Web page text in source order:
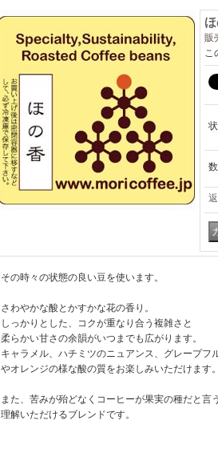
販
こ
その時々の状態の良い豆を使います。
さわやかな酸とかすかな花の香り。
しっかりとした、コクが重なり合う複雑さと
柔らかい甘さの余韻がいつまでも広がります。
キャラメル、ハチミツのニュアンス、グレープフ
やオレンジの様な酸の質をお楽しみいただけます。
また、苦みが殆どなくコーヒーが果実の種だと言
理解いただけるブレンドです。